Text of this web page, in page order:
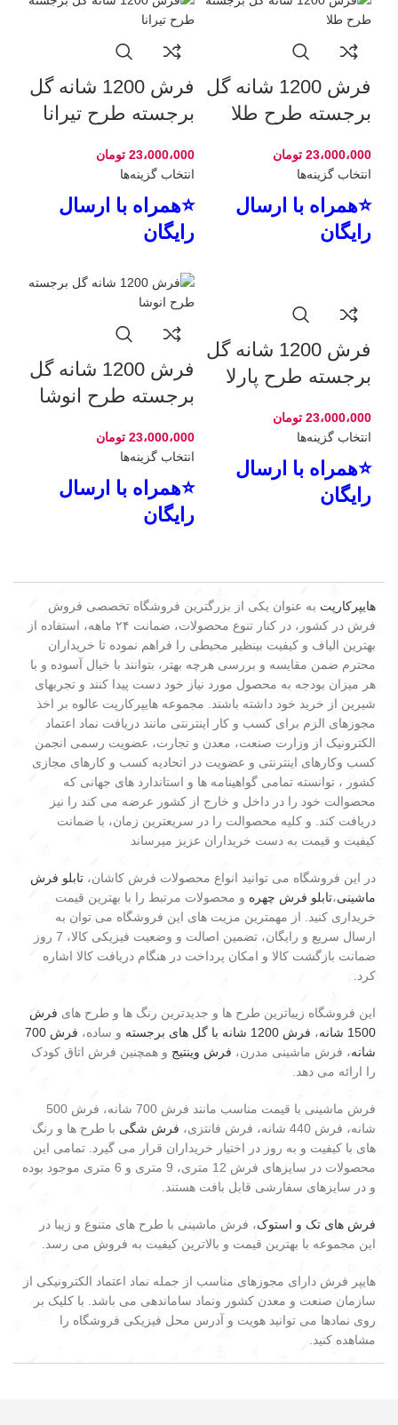
فرش 1200 شانه گل
برجسته طرح طلا
23،000،000 تومان
انتخاب گزینه‌ها
⭐همراه با ارسال
رایگان
فرش 1200 شانه گل
برجسته طرح تیرانا
23،000،000 تومان
انتخاب گزینه‌ها
⭐همراه با ارسال
رایگان
فرش 1200 شانه گل
برجسته طرح پارلا
23،000،000 تومان
انتخاب گزینه‌ها
⭐همراه با ارسال
رایگان
فرش 1200 شانه گل
برجسته طرح انوشا
23،000،000 تومان
انتخاب گزینه‌ها
⭐همراه با ارسال
رایگان
هایپرکارپت به عنوان یکی از بزرگترین فروشگاه تخصصی فروش
فرش در کشور، در کنار تنوع محصولات، ضمانت ۲۴ ماهه، استفاده از
بهترین الیاف و کیفیت بینظیر محیطی را فراهم نموده تا خریداران
محترم ضمن مقایسه و بررسی هرچه بهتر، بتوانند با خیال آسوده و با
هر میزان بودجه به محصول مورد نیاز خود دست پیدا کنند و تجربهای
شیرین از خرید خود داشته باشند. مجموعه هایپرکارپت عالوه بر اخذ
مجوزهای الزم برای کسب و کار اینترنتی مانند دریافت نماد اعتماد
الکترونیک از وزارت صنعت، معدن و تجارت، عضویت رسمی انجمن
کسب وکارهای اینترنتی و عضویت در اتحادیه کسب و کارهای مجازی
کشور ، توانسته تمامی گواهینامه ها و استاندارد های جهانی که
محصوالت خود را در داخل و خارج از کشور عرضه می کند را نیز
دریافت کند. و کلیه محصوالت را در سریعترین زمان، با ضمانت
کیفیت و قیمت به دست خریداران عزیز میرساند
در این فروشگاه می توانید انواع محصولات فرش کاشان، تابلو فرش
ماشینی،تابلو فرش چهره و محصولات مرتبط را با بهترین قیمت
خریداری کنید. از مهمترین مزیت های این فروشگاه می توان به
ارسال سریع و رایگان، تضمین اصالت و وضعیت فیزیکی کالا، 7 روز
ضمانت بازگشت کالا و امکان پرداخت در هنگام دریافت کالا اشاره
کرد.
این فروشگاه زیباترین طرح ها و جدیدترین رنگ ها و طرح های فرش
1500 شانه
، فرش 1200 شانه با گل های برجسته و ساده،
فرش 700
شانه، فرش ماشینی مدرن، فرش وینتیج و همچنین فرش اتاق کودک
را ارائه می دهد.
فرش ماشینی با قیمت مناسب مانند فرش 700 شانه، فرش 500
شانه، فرش 440 شانه، فرش فانتزی،
فرش شگی با طرح ها و رنگ
های با کیفیت و به روز در اختیار خریداران قرار می گیرد. تمامی این
محصولات در سایزهای فرش 12 متری، 9 متری و 6 متری موجود بوده
و در سایزهای سفارشی قابل بافت هستند.
فرش های تک و استوک، فرش ماشینی با طرح های متنوع و زیبا در
این مجموعه با بهترین قیمت و بالاترین کیفیت به فروش می رسد.
هایپر فرش دارای مجوزهای مناسب از جمله نماد اعتماد الکترونیکی از
سازمان صنعت و معدن کشور ونماد ساماندهی می باشد. با کلیک بر
روی نمادها می توانید هویت و آدرس محل فیزیکی فروشگاه را
مشاهده کنید.